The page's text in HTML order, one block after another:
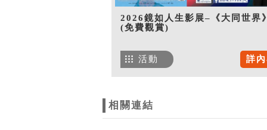
2026鏡如人生影展–《大同世界
(免費觀賞)
詳
活動
相關連結